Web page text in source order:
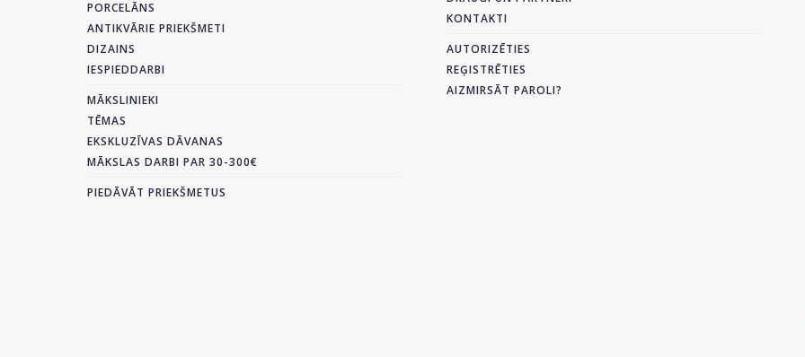
PORCELĀNS
ANTIKVĀRIE PRIEKŠMETI
DIZAINS
IESPIEDDARBI
MĀKSLINIEKI
TĒMAS
EKSKLUZĪVAS DĀVANAS
MĀKSLAS DARBI PAR 30-300€
PIEDĀVĀT PRIEKŠMETUS
KONTAKTI
AUTORIZĒTIES
REĢISTRĒTIES
AIZMIRSĀT PAROLI?